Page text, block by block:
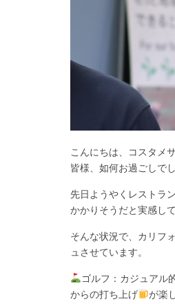
こんにちは、コスタメ
皆様、如何お過ごしで
先日ようやくレストラ
かかりそうだと実感し
そんな状況で、カリフ
ュさせています。
ゴルフ：カジュアル
からの打ち上げ
が楽